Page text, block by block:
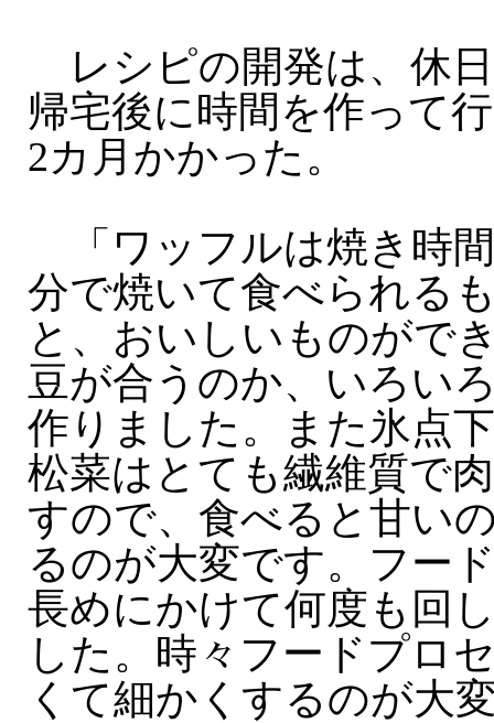
レシピの開発は、休
帰宅後に時間を作って
2カ月かかった。
「ワッフルは焼き時
分で焼いて食べられる
と、おいしいものがで
豆が合うのか、いろい
作りました。また氷点
松菜はとても繊維質で
すので、食べると甘い
るのが大変です。フー
長めにかけて何度も回
した。時々フードプロ
くて細かくするのが大